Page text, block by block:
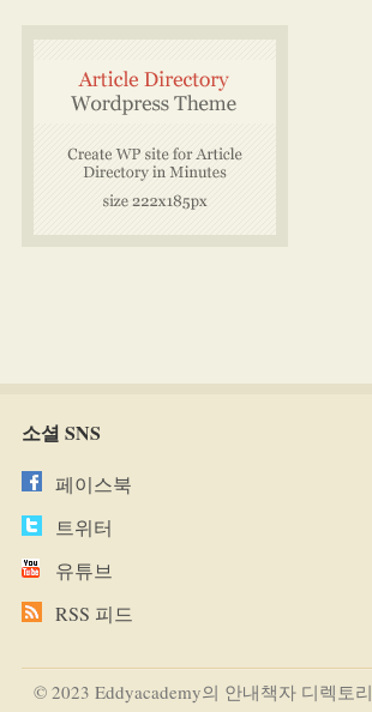
소셜 SNS
페이스북
트위터
유튜브
RSS 피드
© 2023 Eddyacademy의 안내책자 디렉토리